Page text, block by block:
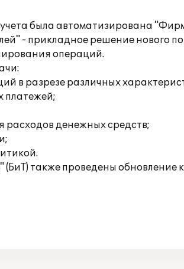
была автоматизирована
- прикладное решение нового
операций.
в разрезе различных
платежей;
денежных средств;
(БиТ) также проведены